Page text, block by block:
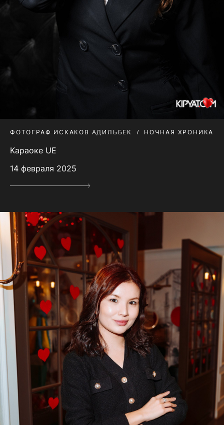
ФОТОГРАФ ИСКАКОВ АДИЛЬБЕК НОЧНАЯ ХРОНИКА
Караоке UE
14 февраля 2025